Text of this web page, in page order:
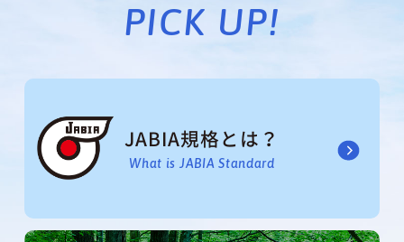
PICK UP!
JABIA規格とは？
What is JABIA Standard